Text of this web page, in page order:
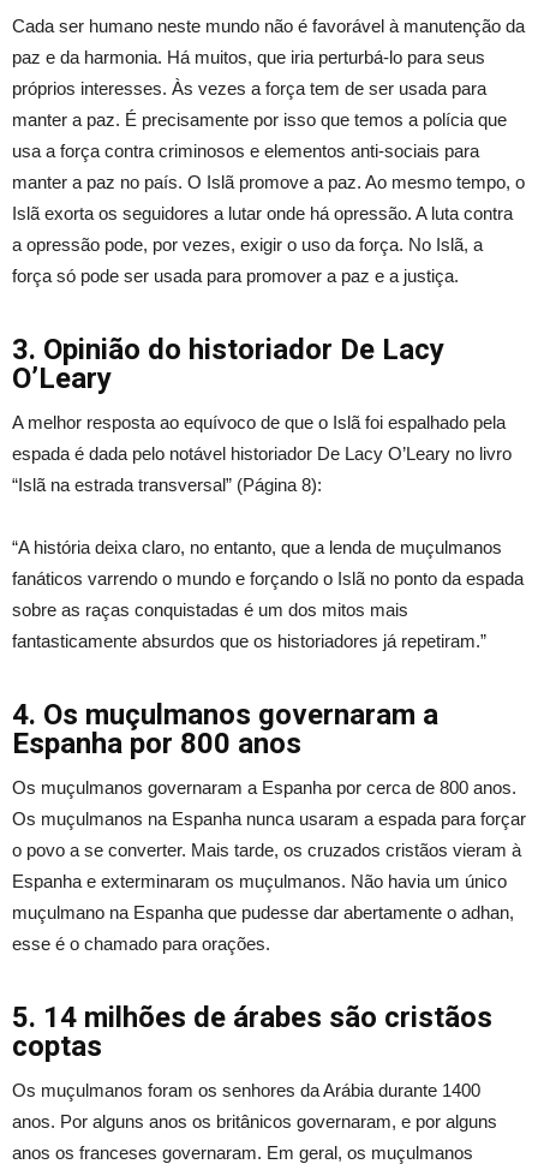
Cada ser humano neste mundo não é favorável à manutenção da
paz e da harmonia. Há muitos, que iria perturbá-lo para seus
próprios interesses. Às vezes a força tem de ser usada para
manter a paz. É precisamente por isso que temos a polícia que
usa a força contra criminosos e elementos anti-sociais para
manter a paz no país. O Islã promove a paz. Ao mesmo tempo, o
Islã exorta os seguidores a lutar onde há opressão. A luta contra
a opressão pode, por vezes, exigir o uso da força. No Islã, a
força só pode ser usada para promover a paz e a justiça.
3. Opinião do historiador De Lacy
O’Leary
A melhor resposta ao equívoco de que o Islã foi espalhado pela
espada é dada pelo notável historiador De Lacy O’Leary no livro
“Islã na estrada transversal” (Página 8):
“A história deixa claro, no entanto, que a lenda de muçulmanos
fanáticos varrendo o mundo e forçando o Islã no ponto da espada
sobre as raças conquistadas é um dos mitos mais
fantasticamente absurdos que os historiadores já repetiram.”
4. Os muçulmanos governaram a
Espanha por 800 anos
Os muçulmanos governaram a Espanha por cerca de 800 anos.
Os muçulmanos na Espanha nunca usaram a espada para forçar
o povo a se converter. Mais tarde, os cruzados cristãos vieram à
Espanha e exterminaram os muçulmanos. Não havia um único
muçulmano na Espanha que pudesse dar abertamente o adhan,
esse é o chamado para orações.
5. 14 milhões de árabes são cristãos
coptas
Os muçulmanos foram os senhores da Arábia durante 1400
anos. Por alguns anos os britânicos governaram, e por alguns
anos os franceses governaram. Em geral, os muçulmanos